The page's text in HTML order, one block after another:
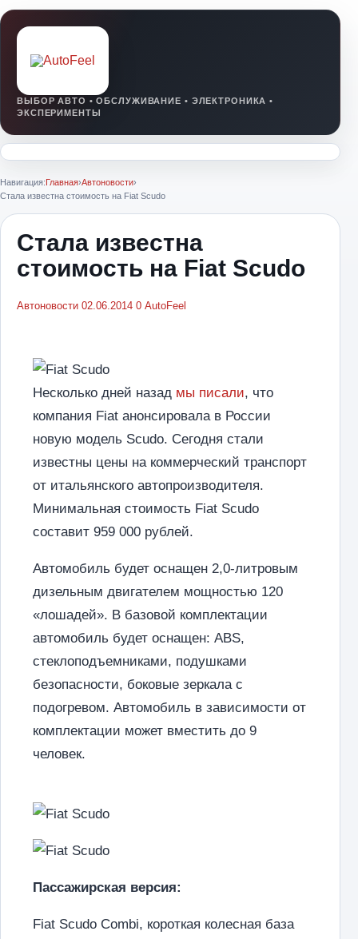
Навигация:Главная›Автоновости›
Стала известна стоимость на Fiat Scudo
Стала известна
стоимость на Fiat Scudo
Автоновости 02.06.2014 0 AutoFeel
Несколько дней назад мы писали, что
компания Fiat анонсировала в России
новую модель Scudo. Сегодня стали
известны цены на коммерческий транспорт
от итальянского автопроизводителя.
Минимальная стоимость Fiat Scudo
составит 959 000 рублей.
Автомобиль будет оснащен 2,0-литровым
дизельным двигателем мощностью 120
«лошадей». В базовой комплектации
автомобиль будет оснащен: ABS,
стеклоподъемниками, подушками
безопасности, боковые зеркала с
подогревом. Автомобиль в зависимости от
комплектации может вместить до 9
человек.
Пассажирская версия:
Fiat Scudo Combi, короткая колесная база